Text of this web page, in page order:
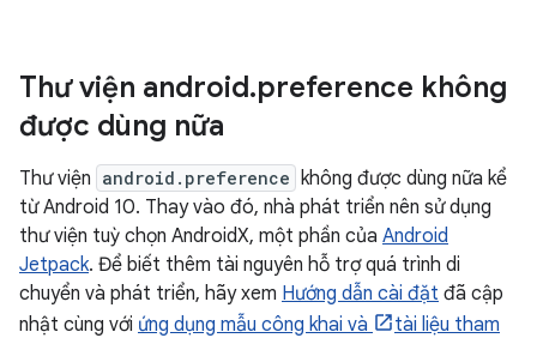
Thư viện android.preference không
được dùng nữa
Thư viện android.preference không được dùng nữa kể
từ Android 10. Thay vào đó, nhà phát triển nên sử dụng
thư viện tuỳ chọn AndroidX, một phần của Android
Jetpack. Để biết thêm tài nguyên hỗ trợ quá trình di
chuyển và phát triển, hãy xem Hướng dẫn cài đặt đã cập
nhật cùng với ứng dụng mẫu công khai và
tài liệu tham